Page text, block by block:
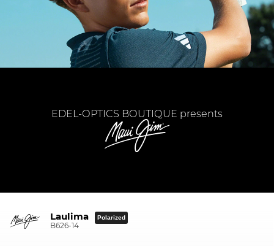
EDEL-OPTICS BOUTIQUE presents
Laulima
B626-14
Polarized